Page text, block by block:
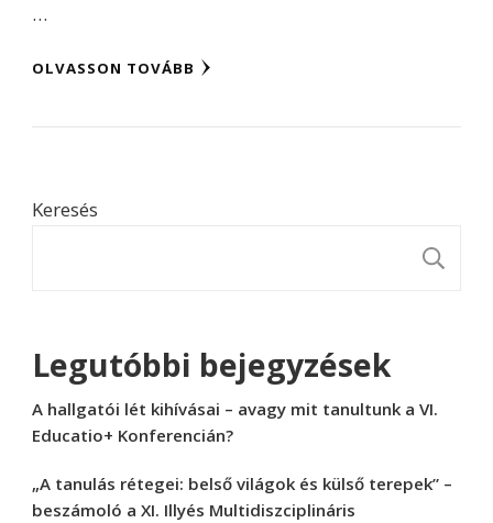
…
OLVASSON TOVÁBB
Keresés
Legutóbbi bejegyzések
A hallgatói lét kihívásai – avagy mit tanultunk a VI.
Educatio+ Konferencián?
„A tanulás rétegei: belső világok és külső terepek” –
beszámoló a XI. Illyés Multidiszciplináris